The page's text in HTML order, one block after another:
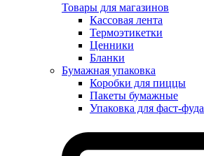
Товары для магазинов
Кассовая лента
Термоэтикетки
Ценники
Бланки
Бумажная упаковка
Коробки для пиццы
Пакеты бумажные
Упаковка для фаст-фуда